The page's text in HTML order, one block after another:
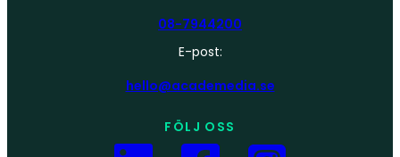
08-7944200
E-post:
hello@academedia.se
FÖLJ OSS